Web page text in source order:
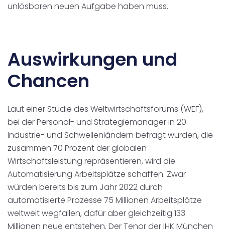
unlösbaren neuen Aufgabe haben muss.
Auswirkungen und
Chancen
Laut einer Studie des Weltwirtschaftsforums (WEF),
bei der Personal- und Strategiemanager in 20
Industrie- und Schwellenländern befragt wurden, die
zusammen 70 Prozent der globalen
Wirtschaftsleistung repräsentieren, wird die
Automatisierung Arbeitsplätze schaffen. Zwar
würden bereits bis zum Jahr 2022 durch
automatisierte Prozesse 75 Millionen Arbeitsplätze
weltweit wegfallen, dafür aber gleichzeitig 133
Millionen neue entstehen. Der Tenor der IHK München